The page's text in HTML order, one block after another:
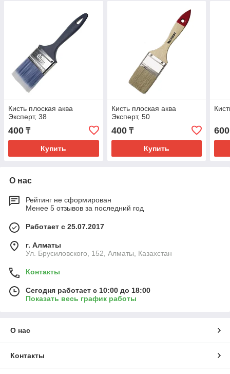
Кисть плоская аква
Эксперт, 38
400 ₸
Купить
Кисть плоская аква
Эксперт, 50
400₸
Купить
600
О нас
Рейтинг не сформирован
Менее 5 отзывов за последний год
Работает с 25.07.2017
г. Алматы
Ул. Брусиловского, 152, Алматы, Казахстан
Контакты
Сегодня работает с 10:00 до 18:00
Показать весь график работы
О нас
Контакты